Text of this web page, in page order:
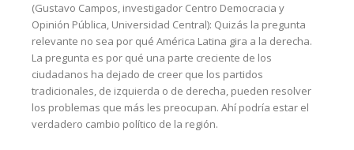
(Gustavo Campos, investigador Centro Democracia y
Opinión Pública, Universidad Central): Quizás la pregunta
relevante no sea por qué América Latina gira a la derecha.
La pregunta es por qué una parte creciente de los
ciudadanos ha dejado de creer que los partidos
tradicionales, de izquierda o de derecha, pueden resolver
los problemas que más les preocupan. Ahí podría estar el
verdadero cambio político de la región.